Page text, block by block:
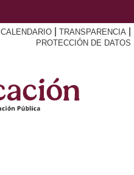
CALENDARIO TRANSPARENCIA
PROTECCIÓN DE DATOS